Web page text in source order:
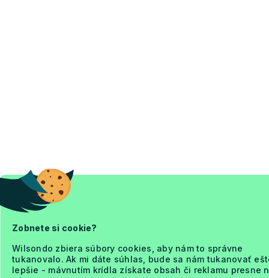
Zobnete si cookie?
Wilsondo zbiera súbory cookies, aby nám to správne
tukanovalo. Ak mi dáte súhlas, bude sa nám tukanovať
lepšie - mávnutím krídla získate obsah či reklamu presne